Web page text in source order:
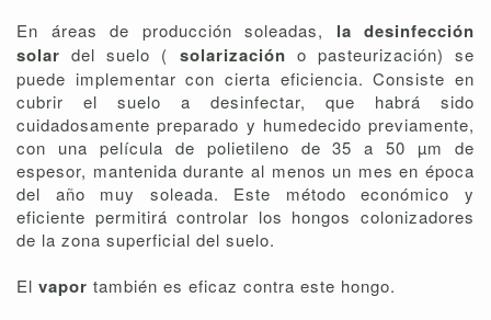
En áreas de producción soleadas, la desinfección
solardel suelo ( solarización o pasteurización) se
puede implementar con cierta eficiencia. Consiste en
cubrir el suelo a desinfectar, que habrá sido
cuidadosamente preparado y humedecido previamente,
con una película de polietileno de 35 a 50 µm de
espesor, mantenida durante al menos un mes en época
del año muy soleada. Este método económico y
eficiente permitirá controlar los hongos colonizadores
de la zona superficial del suelo.
El vapor también es eficaz contra este hongo.